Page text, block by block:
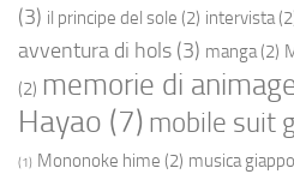
(3) il principe del sole (2) intervista
avventura di hols (3) manga(2)
(2) memorie di
Hayao (7) mobile suit
(1) Mononoke hime (2) musica